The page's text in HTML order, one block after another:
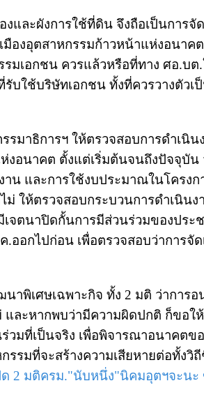
และผังการใช้ที่ดิน จึงถือเป็นการจั
มืองอุตสาหกรรมก้าวหน้าแห่งอนาค
มเอกชน ควรแล้วหรือที่ทาง ศอ.บต
ใช้บริษัทเอกชน ทั้งที่ควรวางตัวเ
มาธิการฯ ให้ตรวจสอบการดำเนิน
งอนาคต ตั้งแต่เริ่มต้นจนถึงปัจจุบัน
น และการใช้งบประมาณในโครงก
ม่ ให้ตรวจสอบกระบวนการดำเนินง
เจตนาปิดกั้นการมีส่วนร่วมของประ
.ออกไปก่อน เพื่อตรวจสอบว่าการจัด
พิเศษเฉพาะกิจ ทั้ง 2 มติ ว่าการอ
และหากพบว่ามีความผิดปกติ ก็ขอใ
วมที่เป็นจริง เพื่อพิจารณาอนาคตข
รมที่จะสร้างความเสียหายต่อทั้งวิ
ด 2 มติครม."นับหนึ่ง"นิคมอุตฯจะนะ